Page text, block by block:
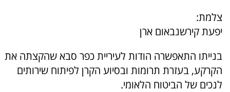
צלמת:
יפעת קירשנבאום ארן
בנייתו התאפשרה הודות לעיריית כפר סבא שהקצתה את
הקרקע, בעזרת תרומות ובסיוע הקרן לפיתוח שירותים
לנכים של הביטוח הלאומי.